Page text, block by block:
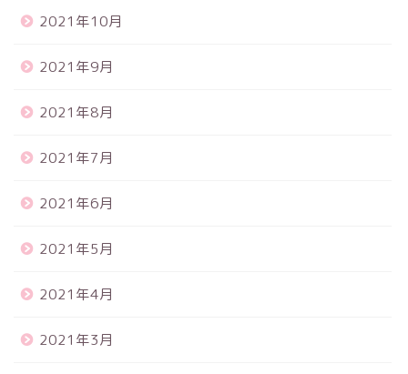
2021年10月
2021年9月
2021年8月
2021年7月
2021年6月
2021年5月
2021年4月
2021年3月